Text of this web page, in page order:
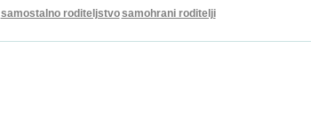
samostalno roditeljstvosamohrani roditelji